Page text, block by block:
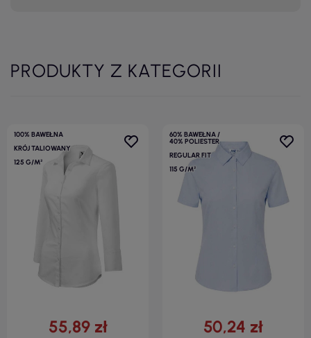
PRODUKTY Z KATEGORII
100% BAWEŁNA
KRÓJ TALIOWANY
125 G/M²
55,89 zł
60% BAWEŁNA /
40% POLIESTER
REGULAR FIT
115 G/M²
50,24 zł